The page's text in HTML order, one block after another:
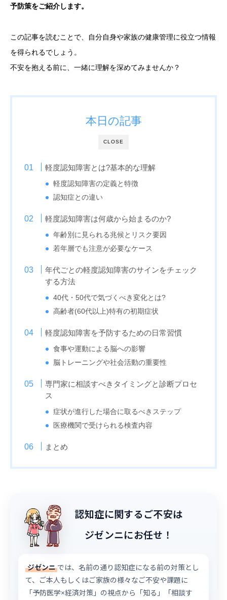
予防策をご紹介します。
この記事を読むことで、自分自身や家族の健康管理に役立つ情報
を得られるでしょう。
不安を抱える前に、一緒に理解を深めてみませんか？
CLOSE
本日の記事
軽度認知障害とは?基本的な理解
軽度認知障害の定義と特徴
認知症との違い
軽度認知障害は何歳から始まるのか?
年齢別に見られる兆候とリスク要因
若年層でも注意が必要なケース
年代ごとの軽度認知障害のサインをチェック
する方法
40代・50代で気づくべき変化とは?
高齢者(60代以上)特有の初期症状
軽度認知障害を予防するための日常習慣
食事や運動による脳への影響
脳トレーニングや社会活動の重要性
専門家に相談すべきタイミングと診断プロセ
ス
症状が進行した場合に取るべきステップ
医療機関で受けられる検査内容
まとめ
認知症に関するご不安は
ジゼンニにお任せ！
ジゼンニ では、名前の通り認知症になる前の対策とし
て、ご本人もしくはご家族の様々なご不安や課題に
「予防医学×経済対策」の視点から「知る」「相談す